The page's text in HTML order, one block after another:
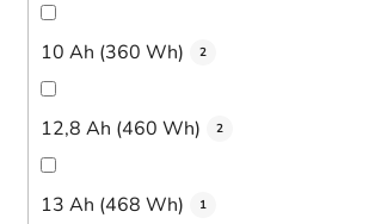
10 Ah (360 Wh) 2
12,8 Ah (460 Wh) 2
13 Ah (468 Wh) 1